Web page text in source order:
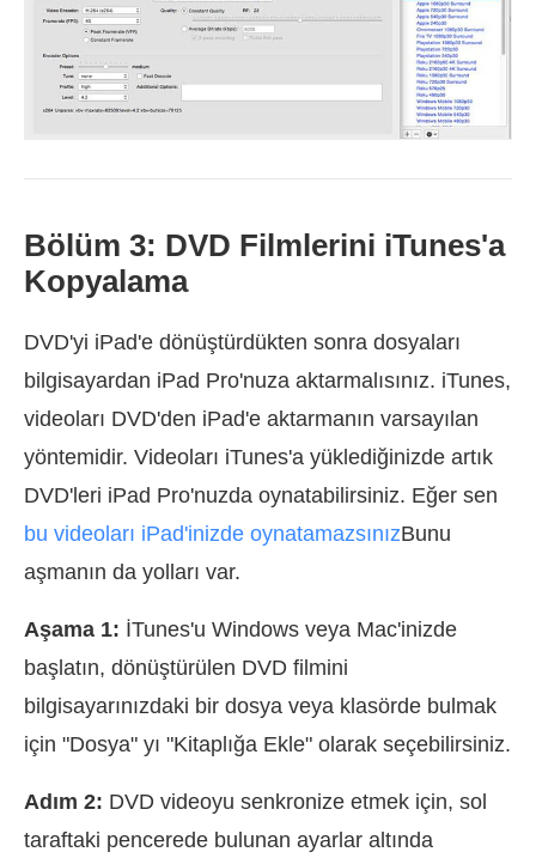
Bölüm 3: DVD Filmlerini iTunes'a
Kopyalama
DVD'yi iPad'e dönüştürdükten sonra dosyaları
bilgisayardan iPad Pro'nuza aktarmalısınız. iTunes,
videoları DVD'den iPad'e aktarmanın varsayılan
yöntemidir. Videoları iTunes'a yüklediğinizde artık
DVD'leri iPad Pro'nuzda oynatabilirsiniz. Eğer sen
bu videoları iPad'inizde oynatamazsınızBunu
aşmanın da yolları var.
Aşama 1: İTunes'u Windows veya Mac'inizde
başlatın, dönüştürülen DVD filmini
bilgisayarınızdaki bir dosya veya klasörde bulmak
için "Dosya" yı "Kitaplığa Ekle" olarak seçebilirsiniz.
Adım 2: DVD videoyu senkronize etmek için, sol
taraftaki pencerede bulunan ayarlar altında